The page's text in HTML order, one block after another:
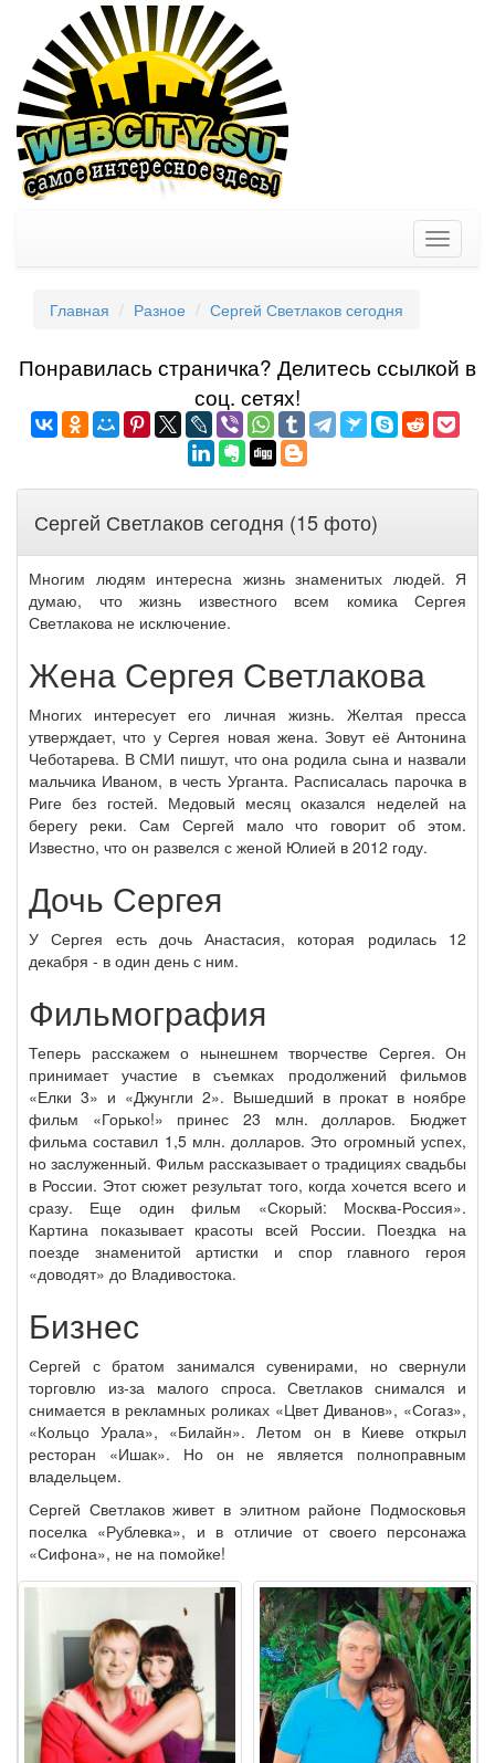
Toggle
Главная Разное Сергей Светлаков сегодня
Понравилась страничка? Делитеcь ссылкой в
соц. сетях!
Сергей Светлаков сегодня (15 фото)
Многим людям интересна жизнь знаменитых людей. Я
думаю, что жизнь известного всем комика Сергея
Светлакова не исключение.
Жена Сергея Светлакова
Многих интересует его личная жизнь. Желтая пресса
утверждает, что у Сергея новая жена. Зовут её Антонина
Чеботарева. В СМИ пишут, что она родила сына и назвали
мальчика Иваном, в честь Урганта. Расписалась парочка в
Риге без гостей. Медовый месяц оказался неделей на
берегу реки. Сам Сергей мало что говорит об этом.
Известно, что он развелся с женой Юлией в 2012 году.
Дочь Сергея
У Сергея есть дочь Анастасия, которая родилась 12
декабря - в один день с ним.
Фильмография
Теперь расскажем о нынешнем творчестве Сергея. Он
принимает участие в съемках продолжений фильмов
«Елки 3» и «Джунгли 2». Вышедший в прокат в ноябре
фильм «Горько!» принес 23 млн. долларов. Бюджет
фильма составил 1,5 млн. долларов. Это огромный успех,
но заслуженный. Фильм рассказывает о традициях свадьбы
в России. Этот сюжет результат того, когда хочется всего и
сразу. Еще один фильм «Скорый: Москва-Россия».
Картина показывает красоты всей России. Поездка на
поезде знаменитой артистки и спор главного героя
«доводят» до Владивостока.
Бизнес
Сергей с братом занимался сувенирами, но свернули
торговлю из-за малого спроса. Светлаков снимался и
снимается в рекламных роликах «Цвет Диванов», «Согаз»,
«Кольцо Урала», «Билайн». Летом он в Киеве открыл
ресторан «Ишак». Но он не является полноправным
владельцем.
Сергей Светлаков живет в элитном районе Подмосковья
поселка «Рублевка», и в отличие от своего персонажа
«Сифона», не на помойке!